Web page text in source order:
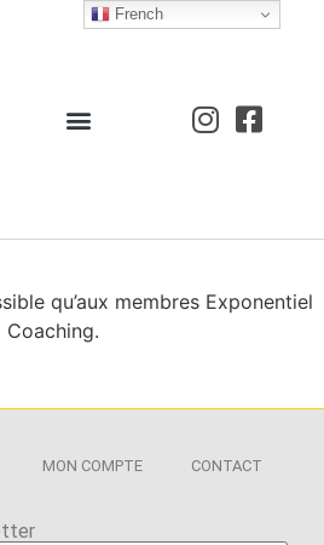
qu’aux membres Exponentiel
Coaching.
MON COMPTE CONTACT
French